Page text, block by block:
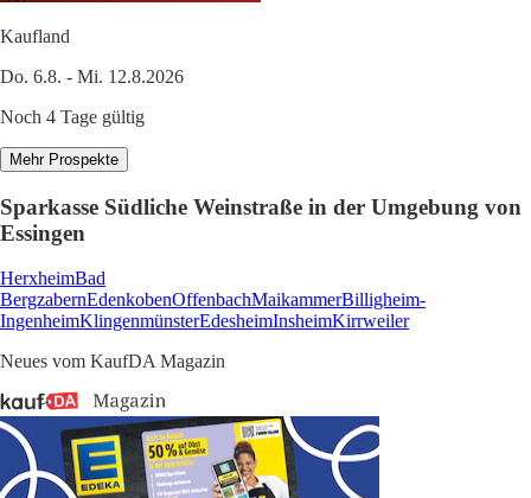
Kaufland
Do. 6.8. - Mi. 12.8.2026
Noch 4 Tage gültig
Mehr Prospekte
Sparkasse Südliche Weinstraße in der Umgebung von
Essingen
HerxheimBad
BergzabernEdenkobenOffenbachMaikammerBilligheim-
IngenheimKlingenmünsterEdesheimInsheimKirrweiler
Neues vom KaufDA Magazin